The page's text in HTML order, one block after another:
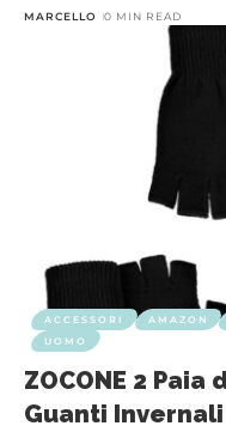
MARCELLO 0 MIN READ
ACCESSORI AMAZON
UOMO
ZOCONE 2 Paia
Guanti